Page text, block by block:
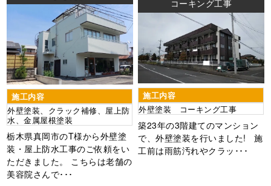
施工内容
外壁塗装、クラック補修、屋上防
水、金属屋根塗装
栃木県真岡市のT様から外壁塗
装・屋上防水工事のご依頼をい
ただきました。 こちらは老舗の
美容院さんで･･･
コーキング工事
施工内容
外壁塗装 コーキング工事
築23年の3階建てのマンション
で、外壁塗装を行いました! 施
工前は雨筋汚れやクラッ･･･